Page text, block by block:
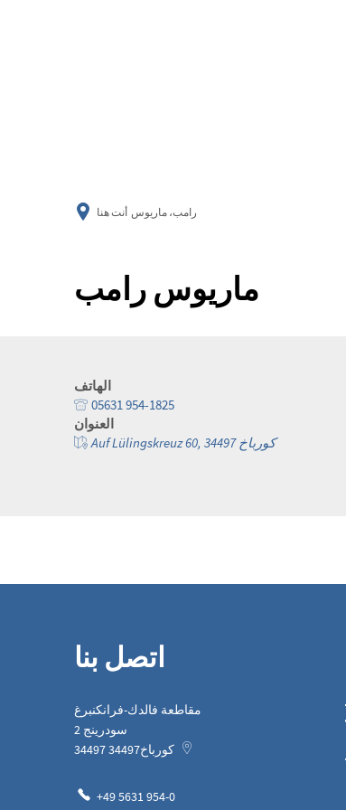
أنت هنا رامب، ماريوس
ماريوس رامب
الهاتف
05631 954-1825
العنوان
Auf Lülingskreuz 60, 34497 كورباخ
اتصل بنا
مقاطعة فالدك-فرانكنبرغ
سودرينج 2
34497
كورباخ34497
+49 5631 954-0